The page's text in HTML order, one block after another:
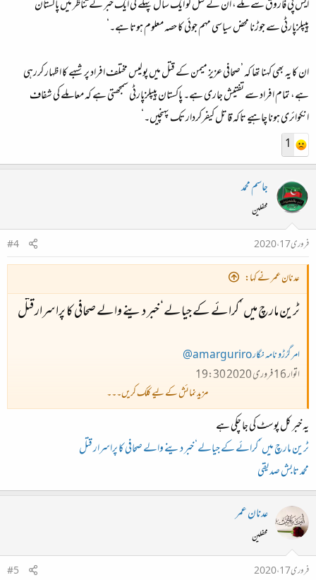
ایس پی فاروق سے ملے، ان کے قتل کو ایک سال پہلے کی ایک خبر کے تناظر میں پاکستان
پیپلزپارٹی سے جوڑنا محض سیاسی مہم جوئی کا حصہ معلوم ہوتا ہے۔‘
ان کا یہ بھی کہنا تھا کہ ’صحافی عزیز میمن کے قتل میں پولیس مختلف افراد پر شبہے کا اظہار کررہی
ہے، تمام افراد سے تفتیش جاری ہے۔ پاکستان پیپلزپارٹی سمجھتی ہے کہ معاملے کی شفاف
انکوائری ہونا چاہیے تاکہ قاتل کیفرکردار تک پہنچیں۔‘
1
جاسم محمد
محفلین
فروری 17، 2020
#4
عدنان عمر نے کہا:
ٹرین مارچ میں ’کرائے کے جیالے‘ خبر دینے والے صحافی کا پراسرار قتل
امر گرُڑو نامہ نگارamarguriro@
اتوار 16 فروری 2020 19:30
پاکستان کے جنوبی صوبہ سندھ کے ضلع نوشہروفیروز میں سندھی زبان کے ٹیلیویژن چینل ’کے ٹی این
نیوز‘ اور روزنامہ کاوش کے صحافی 56 سالہ عزیز میمن کے لاش ایک نہر سے برآمد کی گئی۔
مقامی پولیس کے مطابق انھیں کسی تار سے گلا گھونٹ کر قتل کیا گیا ہے۔ محراب پور تھانے کے ایس
ایچ او عظیم راجپر کے مطابق سینئرصحافی عزیز میمن کی لاش شہر سے باہر ہندوؤں کے شمشان گھاٹ
کے نزدیک روہڑی کینال سے نکلنے والی نہر گودو شاخ سے ملی۔
ایس ایچ او کے مطابق ’مقتول صحافی کے گلے میں کیبل کی تارپھنسی ہوئی تھی۔ خدشہ ہے کہ انہیں مذکورہ
تار سے گلا گھونٹ کرقتل کرنے کے بعد نہر میں پھینکا گیا ہے، نعش پوسٹ مارٹم کے لیے تحصیل
مزید نمائش کے لیے کلک کریں۔۔۔
یہ خبر کل پوسٹ کی جا چکی ہے
ٹرین مارچ میں ’کرائے کے جیالے‘ خبر دینے والے صحافی کا پراسرار قتل
محمد تابش صدیقی
عدنان عمر
محفلین
فروری 17، 2020
#5